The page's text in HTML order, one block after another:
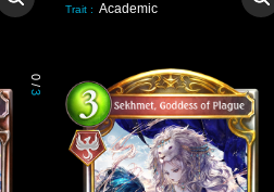
Trait : Academic
0
/
3